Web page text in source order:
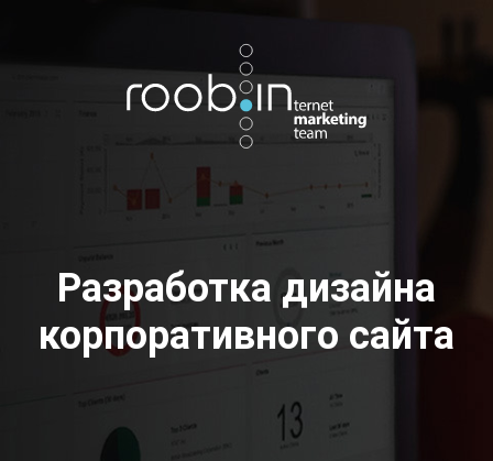
Разработка дизайна
корпоративного сайта
Хотите также? Пишите в телеграм:
vino_costa
5из